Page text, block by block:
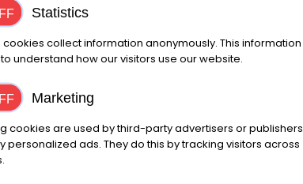
Standort: Zollager
Kod pocztowy
37120
Statistics
cookies collect information anonymously. This information
understand how our visitors use our website.
Marketing
cookies are used by third-party advertisers or publishers
personalized ads. They do this by tracking visitors across